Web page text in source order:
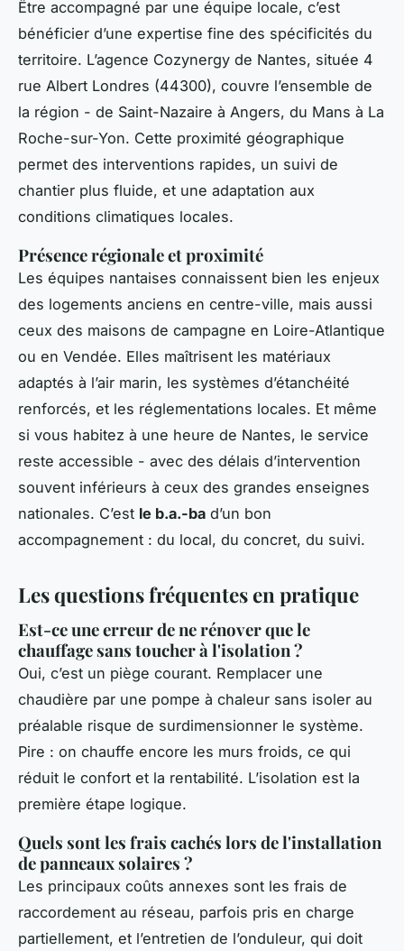
Être accompagné par une équipe locale, c’est
bénéficier d’une expertise fine des spécificités du
territoire. L’agence Cozynergy de Nantes, située 4
rue Albert Londres (44300), couvre l’ensemble de
la région - de Saint-Nazaire à Angers, du Mans à La
Roche-sur-Yon. Cette proximité géographique
permet des interventions rapides, un suivi de
chantier plus fluide, et une adaptation aux
conditions climatiques locales.
Présence régionale et proximité
Les équipes nantaises connaissent bien les enjeux
des logements anciens en centre-ville, mais aussi
ceux des maisons de campagne en Loire-Atlantique
ou en Vendée. Elles maîtrisent les matériaux
adaptés à l’air marin, les systèmes d’étanchéité
renforcés, et les réglementations locales. Et même
si vous habitez à une heure de Nantes, le service
reste accessible - avec des délais d’intervention
souvent inférieurs à ceux des grandes enseignes
nationales. C’est le b.a.-ba d’un bon
accompagnement : du local, du concret, du suivi.
Les questions fréquentes en pratique
Est-ce une erreur de ne rénover que le
chauffage sans toucher à l'isolation ?
Oui, c’est un piège courant. Remplacer une
chaudière par une pompe à chaleur sans isoler au
préalable risque de surdimensionner le système.
Pire : on chauffe encore les murs froids, ce qui
réduit le confort et la rentabilité. L’isolation est la
première étape logique.
Quels sont les frais cachés lors de l'installation
de panneaux solaires ?
Les principaux coûts annexes sont les frais de
raccordement au réseau, parfois pris en charge
partiellement, et l’entretien de l’onduleur, qui doit